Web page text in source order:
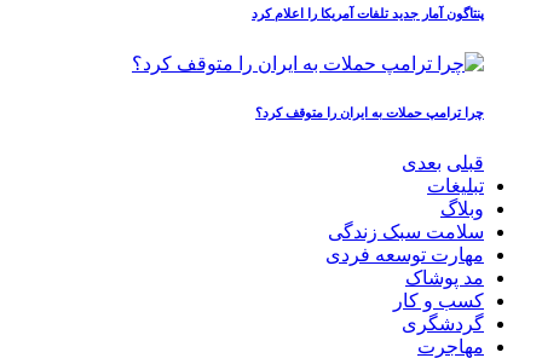
پنتاگون آمار جدید تلفات آمریکا را اعلام کرد
چرا ترامپ حملات به ایران را متوقف کرد؟
قبلی بعدی
تبلیغات
وبلاگ
سلامت سبک زندگی
مهارت توسعه فردی
مد پوشاک
کسب و کار
گردشگری
مهاجرت